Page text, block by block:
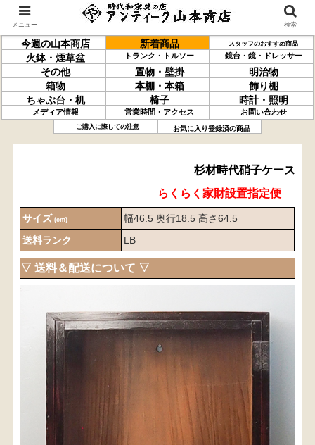
今週の山本商店 新着商品 スタッフのおすすめ商品
火鉢・煙草盆 トランク・トルソー 鏡台・鏡・ドレッサー
その他 置物・壁掛
明治物
箱物
本棚・本箱
飾り棚
ちゃぶ台・机
椅子 時計・照明
メディア情報 営業時間・アクセス お問い合わせ
ご購入に際しての注意 お気に入り登録済の商品
時代硝子ケース
杉材時代硝子ケース
らくらく家財設置指定便
サイズ (cm)
幅46.5 奥行18.5 高さ64.5
送料ランク
LB
▽ 送料＆配送について ▽
〈送料について〉
・商品代金に送料は含まれておりません。
・送料は、商品のサイズ・発送先地域によって異なり
ます。
・ご購入手続きを進める途中で「宅急便」を選択いた
だくと、自動的に送料が加算されます。
・配送についての詳細は、
→
【送料を確認する】
メニュー 検索